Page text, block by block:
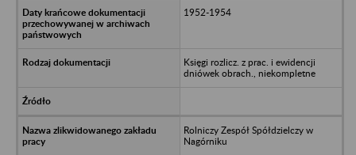
1952-1954
Księgi rozlicz. z prac. i ewidencji
dniówek obrach., niekompletne
Rolniczy Zespół Spółdzielczy w
Nagórniku